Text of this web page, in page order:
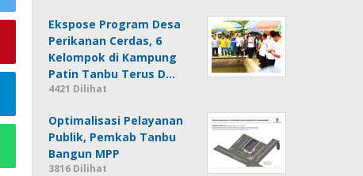
Ekspose Program Desa
Perikanan Cerdas, 6
Kelompok di Kampung
Patin Tanbu Terus D…
4421 Dilihat
Optimalisasi Pelayanan
Publik, Pemkab Tanbu
Bangun MPP
3816 Dilihat